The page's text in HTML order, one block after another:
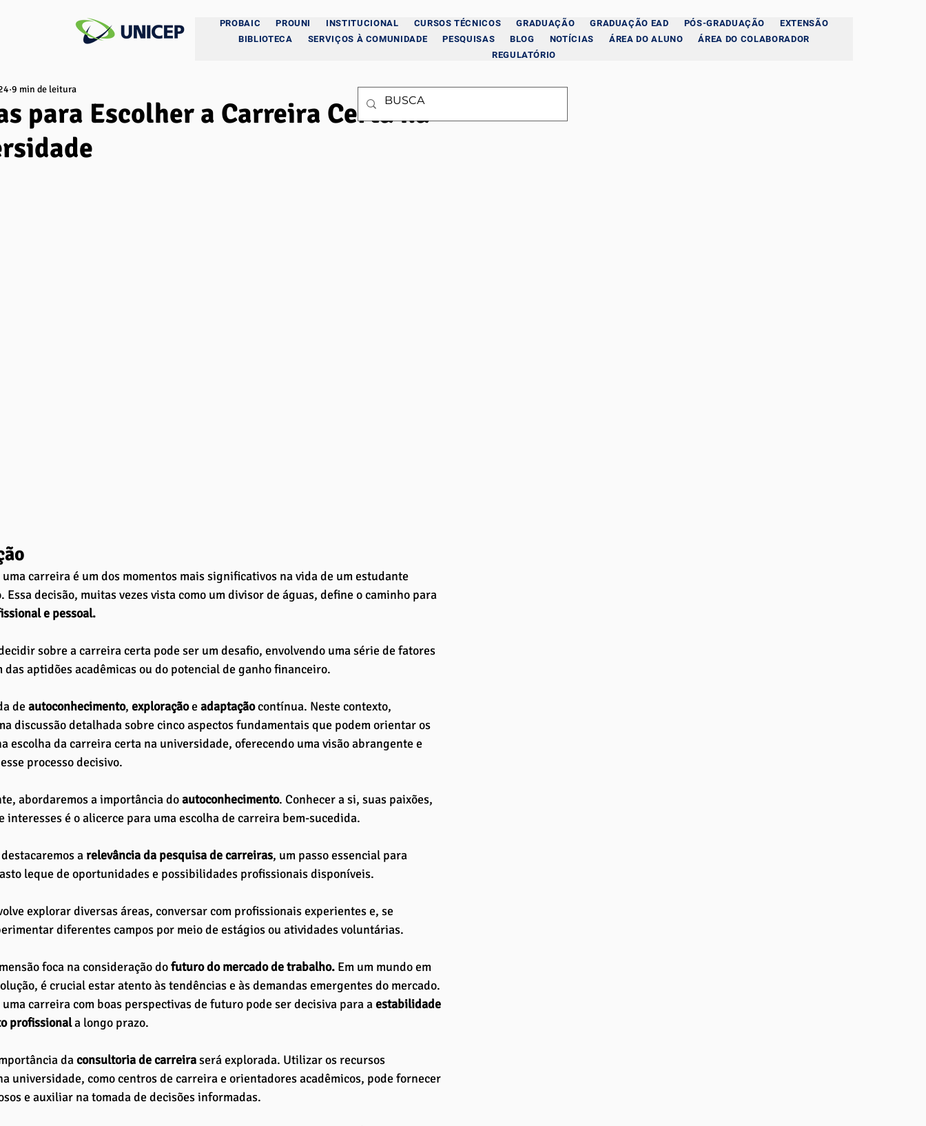
PROBAIC PROUNI INSTITUCIONAL CURSOS TÉCNICOS GRADUAÇÃO GRADUAÇÃO EAD PÓS-GRADUAÇÃO
EXTENSÃO
BIBLIOTECA
SERVIÇOS À COMUNIDADE PESQUISAS BLOG NOTÍCIAS ÁREA DO ALUNO
ÁREA DO COLABORADOR
REGULATÓRIO
para Escolher a Carreira Certa na
9 min de leitura
uma carreira é um dos momentos mais significativos na vida de um estudante
decisão, muitas vezes vista como um divisor de águas, define o caminho para
e pessoal.
sobre a carreira certa pode ser um desafio, envolvendo uma série de fatores
das aptidões acadêmicas ou do potencial de ganho financeiro.
de autoconhecimento, exploração e adaptação contínua. Neste contexto,
discussão detalhada sobre cinco aspectos fundamentais que podem orientar os
escolha da carreira certa na universidade, oferecendo uma visão abrangente e
processo decisivo.
abordaremos a importância do autoconhecimento. Conhecer a si, suas paixões,
interesses é o alicerce para uma escolha de carreira bem-sucedida.
a relevância da pesquisa de carreiras, um passo essencial para
leque de oportunidades e possibilidades profissionais disponíveis.
explorar diversas áreas, conversar com profissionais experientes e, se
diferentes campos por meio de estágios ou atividades voluntárias.
foca na consideração do futuro do mercado de trabalho. Em um mundo em
é crucial estar atento às tendências e às demandas emergentes do mercado.
uma carreira com boas perspectivas de futuro pode ser decisiva para a estabilidade
profissional a longo prazo.
da consultoria de carreira será explorada. Utilizar os recursos
universidade, como centros de carreira e orientadores acadêmicos, pode fornecer
e auxiliar na tomada de decisões informadas.